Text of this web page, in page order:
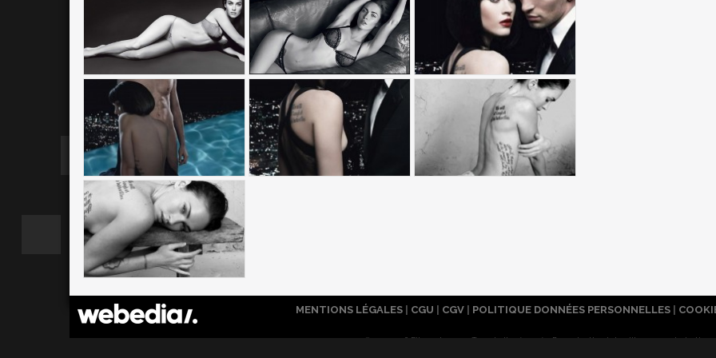
MENTIONS LÉGALES CGU CGV POLITIQUE DONNÉES PERSONNELLES
© 2007-2026 Filmsactu .com. Tous droits réservés. Reproduction interdite sans autorisation.